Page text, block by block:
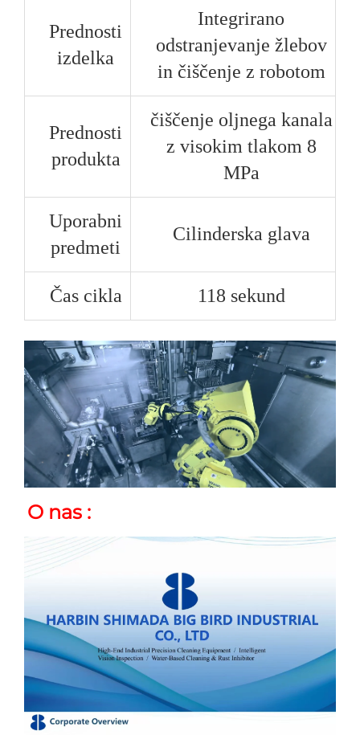
Prednosti
izdelka
Integrirano
odstranjevanje žlebov
in čiščenje z robotom
Prednosti
produkta
čiščenje oljnega kanala
z visokim tlakom 8
MPa
Uporabni
predmeti
Cilinderska glava
Čas cikla 118 sekund
O nas :